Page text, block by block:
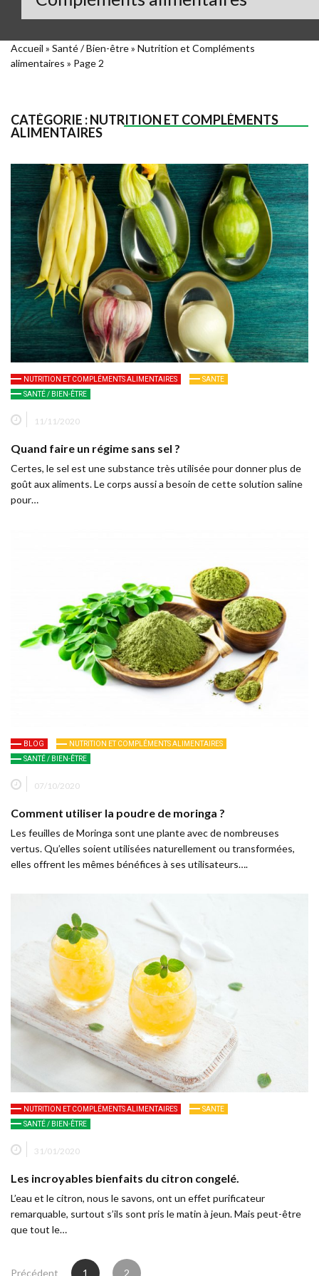
Accueil » Santé / Bien-être» Nutrition et Compléments
alimentaires » Page 2
CATÉGORIE :NUTRITION ET COMPLÉMENTS
ALIMENTAIRES
NUTRITION ET COMPLÉMENTS ALIMENTAIRES
SANTE
SANTÉ / BIEN-ÊTRE
11/11/2020
Quand faire un régime sans sel ?
Certes, le sel est une substance très utilisée pour donner plus de
goût aux aliments. Le corps aussi a besoin de cette solution saline
pour…
BLOG
NUTRITION ET COMPLÉMENTS ALIMENTAIRES
SANTÉ / BIEN-ÊTRE
07/10/2020
Comment utiliser la poudre de moringa ?
Les feuilles de Moringa sont une plante avec de nombreuses
vertus. Qu’elles soient utilisées naturellement ou transformées,
elles offrent les mêmes bénéfices à ses utilisateurs….
NUTRITION ET COMPLÉMENTS ALIMENTAIRES
SANTE
SANTÉ / BIEN-ÊTRE
31/01/2020
Les incroyables bienfaits du citron congelé.
L’eau et le citron, nous le savons, ont un effet purificateur
remarquable, surtout s’ils sont pris le matin à jeun. Mais peut-être
que tout le…
Pagination
Précédent 1 2